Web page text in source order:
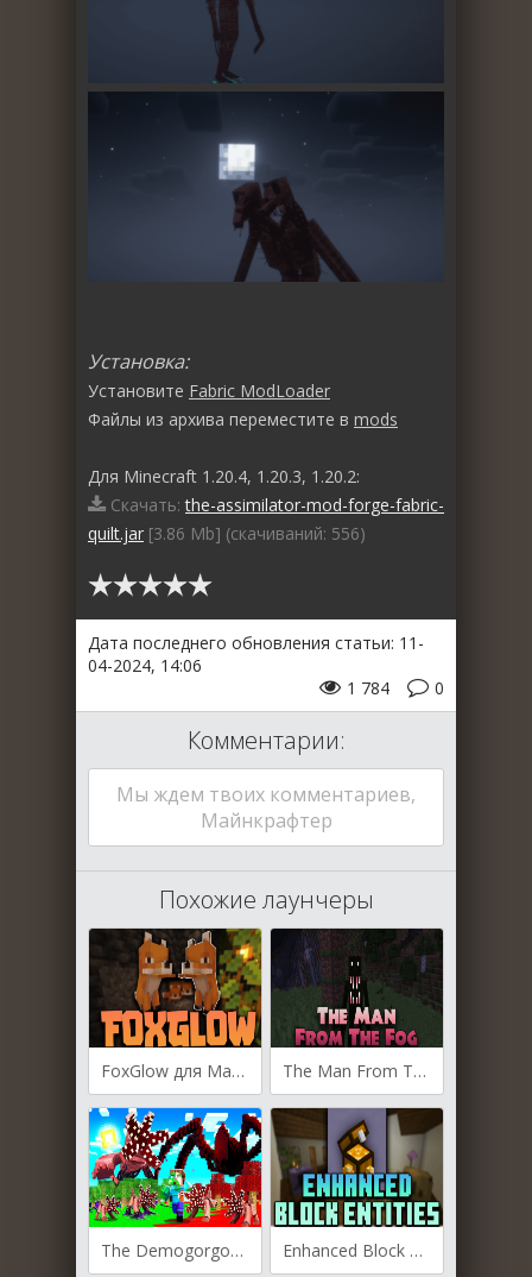
Установка:
Установите Fabric ModLoader
Файлы из архива переместите в mods
Для Minecraft 1.20.4, 1.20.3, 1.20.2:
Скачать:the-assimilator-mod-forge-fabric-
quilt.jar [3.86 Mb] (cкачиваний: 556)
Дата последнего обновления статьи: 11-
04-2024, 14:06
0
1 784
Комментарии:
Мы ждем твоих комментариев,
Майнкрафтер
Похожие лаунчеры
FoxGlow для Майнкрафт [1.20.4, 1.20.1, 1.19.2] The Man From The Fog для Майнкрафт [1.20.1, 1.19.4, 1.19.2]
The Demogorgon для Майнкрафт [1.20.1, 1.19.4, 1.19.2] Enhanced Block Entities для Майнкрафт [1.20.1, 1.20, 1.19.4]